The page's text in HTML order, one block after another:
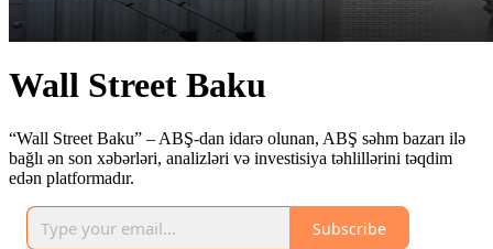
Wall Street Baku
“Wall Street Baku” – ABŞ-dan idarə olunan, ABŞ səhm bazarı ilə
bağlı ən son xəbərləri, analizləri və investisiya təhlillərini təqdim
edən platformadır.
Subscribe